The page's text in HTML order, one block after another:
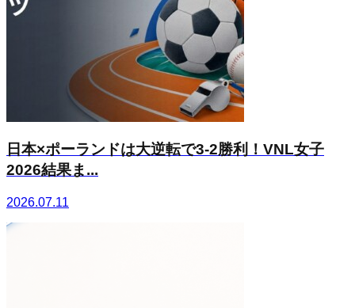
日本×ポーランドは大逆転で3-2勝利！VNL女子
2026結果ま...
2026.07.11